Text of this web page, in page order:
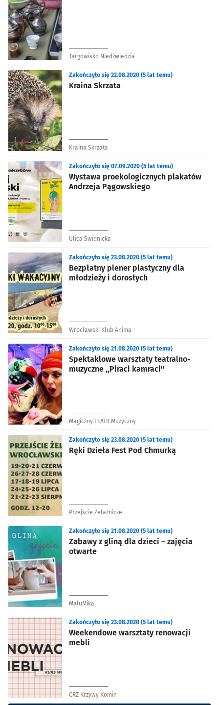
Targowisko Niedźwiedzia
Kraina Skrzata
Zakończyło się 22.08.2020 (5 lat temu)
Kraina Skrzata
Wystawa proekologicznych plakatów
Andrzeja Pągowskiego
Zakończyło się 07.09.2020 (5 lat temu)
Ulica Świdnicka
Bezpłatny plener plastyczny dla
młodzieży i dorosłych
Zakończyło się 23.08.2020 (5 lat temu)
Wrocławski Klub Anima
Spektaklowe warsztaty teatralno-
muzyczne ,,Piraci kamraci''
Zakończyło się 21.08.2020 (5 lat temu)
Magiczny TEATR Muzyczny
Ręki Dzieła Fest Pod Chmurką
Zakończyło się 23.08.2020 (5 lat temu)
Przejście Żelaźnicze
Zabawy z gliną dla dzieci – zajęcia
otwarte
Zakończyło się 21.08.2020 (5 lat temu)
MaluMika
Weekendowe warsztaty renowacji
mebli
Zakończyło się 23.08.2020 (5 lat temu)
CRZ Krzywy Komin